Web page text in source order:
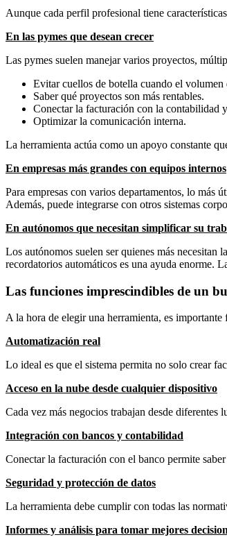
Aunque cada perfil profesional tiene
En las pymes que desean crecer
Las pymes suelen manejar varios proyectos,
Evitar cuellos de botella cuando el volumen
Saber qué proyectos son más rentables.
Conectar la facturación con la contabilidad
Optimizar la comunicación interna.
La herramienta actúa como un apoyo constante
En empresas más grandes con equipos internos
Para empresas con varios departamentos, lo más
Además, puede integrarse con otros sistemas
En autónomos que necesitan simplificar su
Los autónomos suelen ser quienes más necesitan
recordatorios automáticos es una ayuda enorme.
Las funciones imprescindibles de un
A la hora de elegir una herramienta, es importante
Automatización real
Lo ideal es que el sistema permita no solo crear
Acceso en la nube desde cualquier dispositivo
Cada vez más negocios trabajan desde
Integración con bancos y contabilidad
Conectar la facturación con el banco permite
Seguridad y protección de datos
La herramienta debe cumplir con todas las
Informes y análisis para tomar mejores